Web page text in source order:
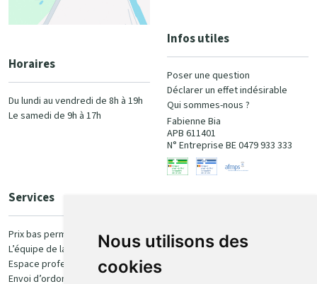
Nous utilisons des
cookies
Horaires
Du lundi au vendredi de 8h à 19h
Le samedi de 9h à 17h
Infos utiles
Poser une question
Déclarer un effet indésirable
Qui sommes-nous ?
Fabienne Bia
APB 611401
N° Entreprise BE 0479 933 333
Services
Prix bas permanent
L’équipe de la pharmacie
Espace professionnel
Envoi d’ordonnance
100% sécurisé